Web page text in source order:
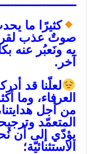
كثيرًا ما
صوتٌ عذب
به ونَعبُر عنه
آخر.
لعلّنا قد
العرفاء، وما
من أجل
المتعمّد
يؤدّي إلى أن
الاستثنائيّة؛